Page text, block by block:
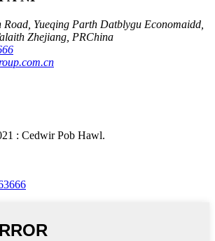
Road, Yueqing Parth Datblygu Economaidd,
Zhejiang, PRChina
: Cedwir Pob Hawl.